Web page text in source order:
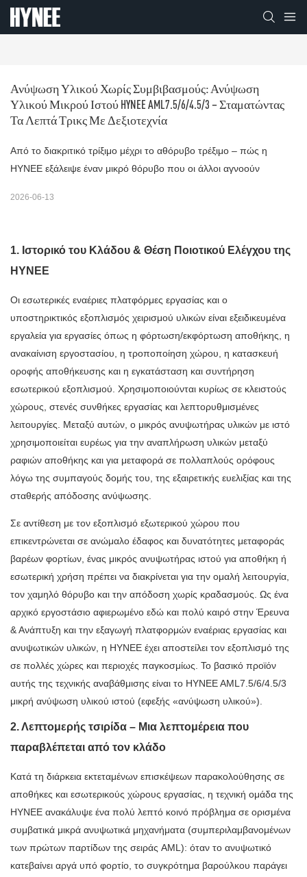
Ανύψωση Υλικού Χωρίς Συμβιβασμούς: Ανύψωση
Υλικού Μικρού Ιστού HYNEE AML7.5/6/4.5/3 – Σταματώντας
Τα Λεπτά Τρικς Με Δεξιοτεχνία
Από το διακριτικό τρίξιμο μέχρι το αθόρυβο τρέξιμο – πώς η
HYNEE εξάλειψε έναν μικρό θόρυβο που οι άλλοι αγνοούν
2026-06-13
1. Ιστορικό του Κλάδου & Θέση Ποιοτικού Ελέγχου της
HYNEE
Οι εσωτερικές εναέριες πλατφόρμες εργασίας και ο
υποστηρικτικός εξοπλισμός χειρισμού υλικών είναι εξειδικευμένα
εργαλεία για εργασίες όπως η φόρτωση/εκφόρτωση αποθήκης, η
ανακαίνιση εργοστασίου, η τροποποίηση χώρου, η κατασκευή
οροφής αποθήκευσης και η εγκατάσταση και συντήρηση
εσωτερικού εξοπλισμού. Χρησιμοποιούνται κυρίως σε κλειστούς
χώρους, στενές συνθήκες εργασίας και λεπτορυθμισμένες
λειτουργίες. Μεταξύ αυτών, ο μικρός ανυψωτήρας υλικών με ιστό
χρησιμοποιείται ευρέως για την αναπλήρωση υλικών μεταξύ
ραφιών αποθήκης και για μεταφορά σε πολλαπλούς ορόφους
λόγω της συμπαγούς δομής του, της εξαιρετικής ευελιξίας και της
σταθερής απόδοσης ανύψωσης.
Σε αντίθεση με τον εξοπλισμό εξωτερικού χώρου που
επικεντρώνεται σε ανώμαλο έδαφος και δυνατότητες μεταφοράς
βαρέων φορτίων, ένας μικρός ανυψωτήρας ιστού για αποθήκη ή
εσωτερική χρήση πρέπει να διακρίνεται για την ομαλή λειτουργία,
τον χαμηλό θόρυβο και την απόδοση χωρίς κραδασμούς. Ως ένα
αρχικό εργοστάσιο αφιερωμένο εδώ και πολύ καιρό στην Έρευνα
& Ανάπτυξη και την εξαγωγή πλατφορμών εναέριας εργασίας και
ανυψωτικών υλικών, η HYNEE έχει αποστείλει τον εξοπλισμό της
σε πολλές χώρες και περιοχές παγκοσμίως. Το βασικό προϊόν
αυτής της τεχνικής αναβάθμισης είναι το HYNEE AML7.5/6/4.5/3
μικρή ανύψωση υλικού ιστού (εφεξής «ανύψωση υλικού»).
2. Λεπτομερής τσιρίδα – Μια λεπτομέρεια που
παραβλέπεται από τον κλάδο
Κατά τη διάρκεια εκτεταμένων επισκέψεων παρακολούθησης σε
αποθήκες και εσωτερικούς χώρους εργασίας, η τεχνική ομάδα της
HYNEE ανακάλυψε ένα πολύ λεπτό κοινό πρόβλημα σε ορισμένα
συμβατικά μικρά ανυψωτικά μηχανήματα (συμπεριλαμβανομένων
των πρώτων παρτίδων της σειράς AML): όταν το ανυψωτικό
κατεβαίνει αργά υπό φορτίο, το συγκρότημα βαρούλκου παράγει